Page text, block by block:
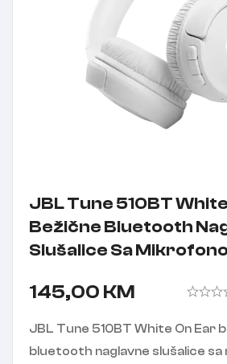
JBL Tune 510BT
Bežične Bluetooth
Slušalice Sa
145,00 KM
JBL Tune 510BT White On Ear
bluetooth naglavne slušalice